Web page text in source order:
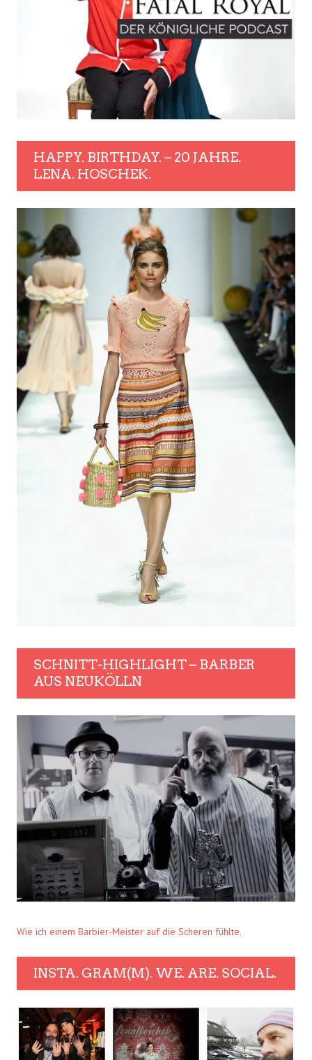
HAPPY. BIRTHDAY. – 20 JAHRE.
LENA. HOSCHEK.
SCHNITT-HIGHLIGHT – BARBER
AUS NEUKÖLLN
Wie ich einem Barbier-Meister auf die Scheren fühlte.
INSTA. GRAM(M). WE. ARE. SOCIAL.